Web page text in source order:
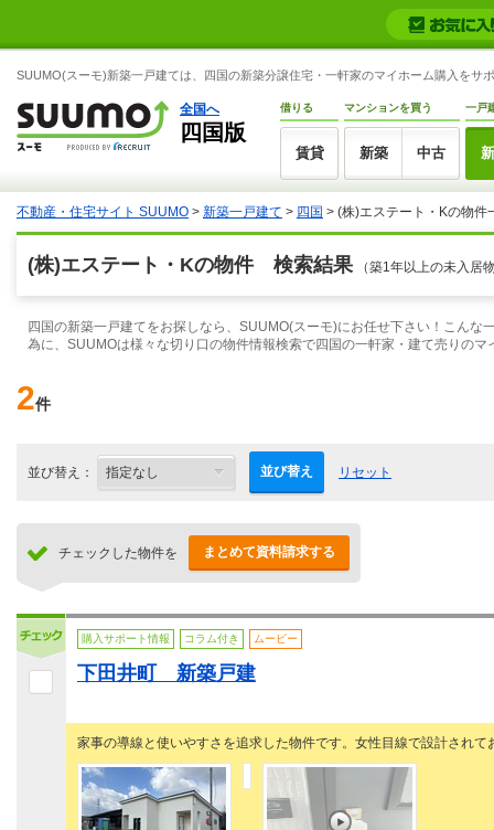
SUUMO(スーモ)新築一戸建ては、四国の新築分譲住宅・一軒家のマイホーム購入をサ
全国へ
四国版
借りる
賃貸
マンションを買う
新築 中古
一戸
不動産・住宅サイト SUUMO > 新築一戸建て > 四国 > (株)エステート・Kの物件
(株)エステート・Kの物件 検索結果 （築1年以上の未入居
四国の新築一戸建てをお探しなら、SUUMO(スーモ)にお任せ下さい！こん
為に、SUUMOは様々な切り口の物件情報検索で四国の一軒家・建て売りの
2件
並び替え： 並び替え リセット
チェックした物件を まとめて資料請求する
購入サポート情報 コラム付き ムービー
下田井町 新築戸建
家事の導線と使いやすさを追求した物件です。女性目線で設計されて